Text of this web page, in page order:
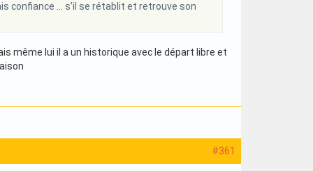
confiance … s’il se rétablit et retrouve son
même lui il a un historique avec le départ libre et
#361